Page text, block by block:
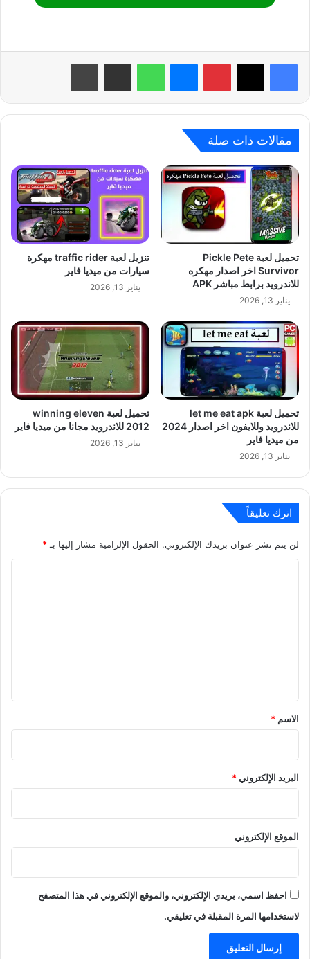
بينتيريست واتساب
مقالات ذات صلة
تحميل لعبة Pickle Pete
Survivor اخر اصدار مهكره
للاندرويد برابط مباشر APK
يناير 13, 2026
تنزيل لعبة traffic rider مهكرة
سيارات من ميديا فاير
يناير 13, 2026
تحميل لعبة let me eat apk
للاندرويد وللايفون اخر اصدار 2024
من ميديا فاير
يناير 13, 2026
تحميل لعبة winning eleven
2012 للاندرويد مجانا من ميديا فاير
يناير 13, 2026
اترك تعليقاً
لن يتم نشر عنوان بريدك الإلكتروني. الحقول الإلزامية مشار إليها بـ *
*
الاسم *
البريد الإلكتروني*
الموقع الإلكتروني
احفظ اسمي، بريدي الإلكتروني، والموقع الإلكتروني في هذا المتصفح
لاستخدامها المرة المقبلة في تعليقي.